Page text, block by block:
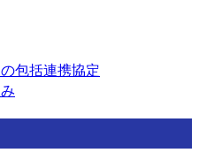
包括連携協定